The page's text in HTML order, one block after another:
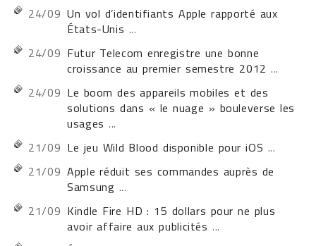
24/09 Un vol d’identifiants Apple rapporté aux
États-Unis ...
24/09 Futur Telecom enregistre une bonne
croissance au premier semestre 2012 ...
24/09 Le boom des appareils mobiles et des
solutions dans « le nuage » bouleverse les
usages ...
21/09 Le jeu Wild Blood disponible pour iOS ...
21/09 Apple réduit ses commandes auprès de
Samsung ...
21/09 Kindle Fire HD : 15 dollars pour ne plus
avoir affaire aux publicités ...